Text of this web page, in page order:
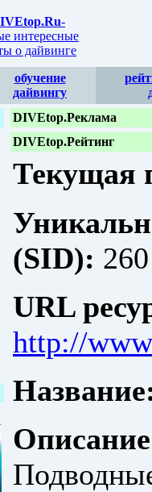
-
интересные
о дайвинге
обучение
дайвингу
DIVEtop.Реклама
DIVEtop.Рейтинг
Текущая
(SID): 260
URL
http://